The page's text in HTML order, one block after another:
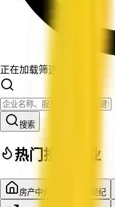
正在加载筛选条件
搜索
热门搜索行业
房产中介 贷款经纪